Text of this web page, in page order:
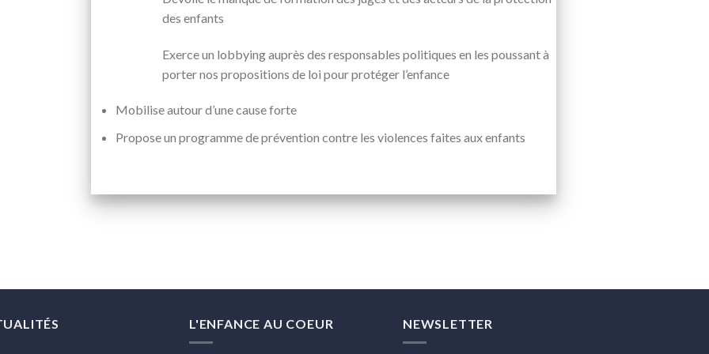
des enfants
Exerce un lobbying auprès des responsables politiques en les poussant à
porter nos propositions de loi pour protéger l’enfance
Mobilise autour d’une cause forte
Propose un programme de prévention contre les violences faites aux enfants
L'ENFANCE AU COEUR NEWSLETTER